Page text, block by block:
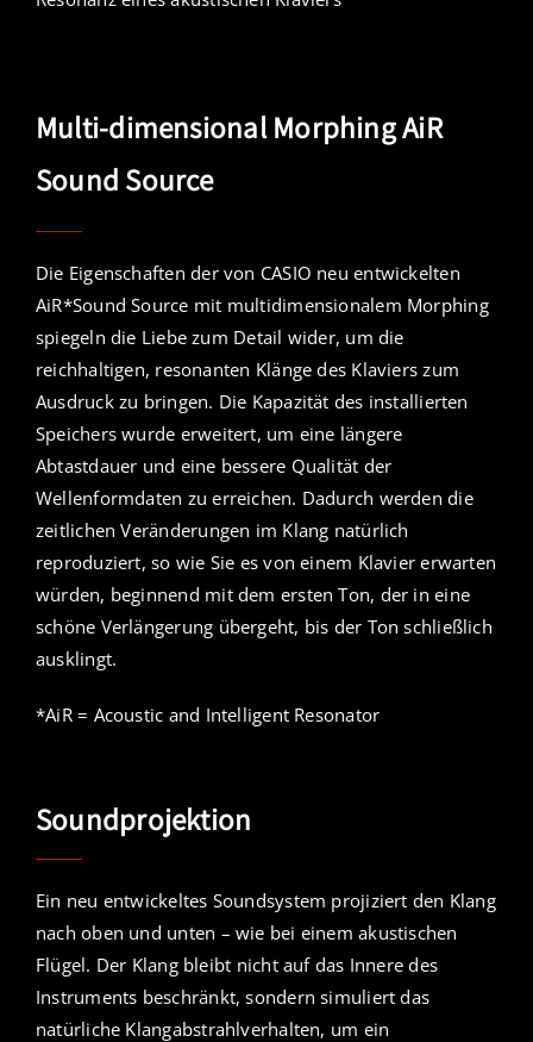
Multi-dimensional Morphing AiR
Sound Source
Die Eigenschaften der von CASIO neu entwickelten
AiR*Sound Source mit multidimensionalem Morphing
spiegeln die Liebe zum Detail wider, um die
reichhaltigen, resonanten Klänge des Klaviers zum
Ausdruck zu bringen. Die Kapazität des installierten
Speichers wurde erweitert, um eine längere
Abtastdauer und eine bessere Qualität der
Wellenformdaten zu erreichen. Dadurch werden die
zeitlichen Veränderungen im Klang natürlich
reproduziert, so wie Sie es von einem Klavier erwarten
würden, beginnend mit dem ersten Ton, der in eine
schöne Verlängerung übergeht, bis der Ton schließlich
ausklingt.
*AiR = Acoustic and Intelligent Resonator
Soundprojektion
Ein neu entwickeltes Soundsystem projiziert den Klang
nach oben und unten – wie bei einem akustischen
Flügel. Der Klang bleibt nicht auf das Innere des
Instruments beschränkt, sondern simuliert das
natürliche Klangabstrahlverhalten, um ein